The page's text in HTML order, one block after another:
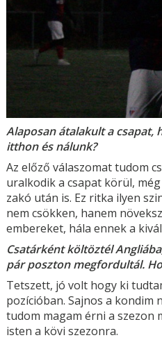
Alaposan átalakult a csapat,
itthon és nálunk?
Az előző válaszomat tudom
uralkodik a csapat körül,
zakó után is. Ez ritka ilyen
nem csökken, hanem
embereket, hála ennek a
Csatárként költöztél
pár poszton megfordultál.
Tetszett, jó volt hogy ki
pozícióban. Sajnos a kondim
tudom magam érni a szezon
isten a kövi szezonra.